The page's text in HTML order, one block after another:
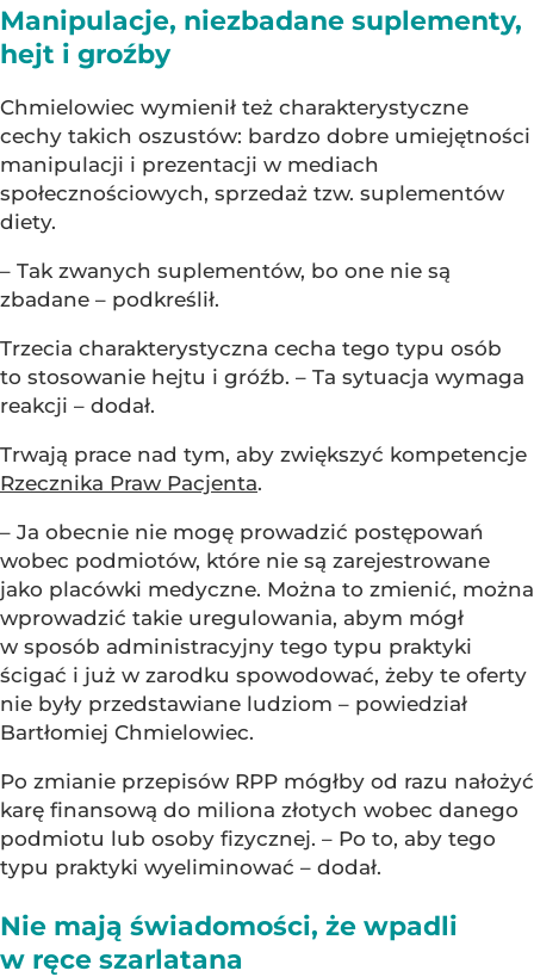
Manipulacje, niezbadane suplementy,
hejt i groźby
Chmielowiec wymienił też charakterystyczne
cechy takich oszustów: bardzo dobre umiejętności
manipulacji i prezentacji w mediach
społecznościowych, sprzedaż tzw. suplementów
diety.
– Tak zwanych suplementów, bo one nie są
zbadane – podkreślił.
Trzecia charakterystyczna cecha tego typu osób
to stosowanie hejtu i gróźb. – Ta sytuacja wymaga
reakcji – dodał.
Trwają prace nad tym, aby zwiększyć kompetencje
Rzecznika Praw Pacjenta.
– Ja obecnie nie mogę prowadzić postępowań
wobec podmiotów, które nie są zarejestrowane
jako placówki medyczne. Można to zmienić, można
wprowadzić takie uregulowania, abym mógł
w sposób administracyjny tego typu praktyki
ścigać i już w zarodku spowodować, żeby te oferty
nie były przedstawiane ludziom – powiedział
Bartłomiej Chmielowiec.
Po zmianie przepisów RPP mógłby od razu nałożyć
karę finansową do miliona złotych wobec danego
podmiotu lub osoby fizycznej. – Po to, aby tego
typu praktyki wyeliminować – dodał.
Nie mają świadomości, że wpadli
w ręce szarlatana